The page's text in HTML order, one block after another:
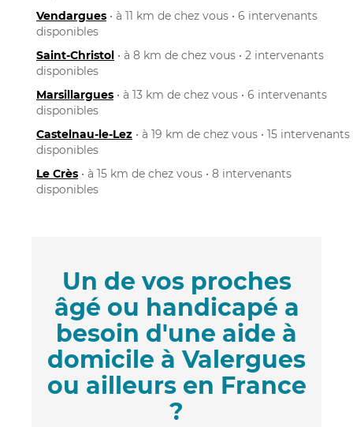
Vendargues • à 11 km de chez vous • 6 intervenants
disponibles
Saint-Christol • à 8 km de chez vous • 2 intervenants
disponibles
Marsillargues • à 13 km de chez vous • 6 intervenants
disponibles
Castelnau-le-Lez • à 19 km de chez vous • 15 intervenants
disponibles
Le Crès • à 15 km de chez vous • 8 intervenants
disponibles
Un de vos proches
âgé ou handicapé a
besoin d'une aide à
domicile à Valergues
ou ailleurs en France
?